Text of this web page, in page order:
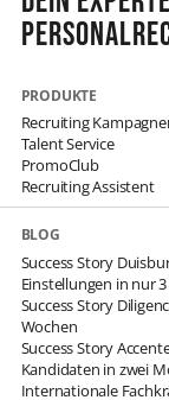
PRODUKTE
Recruiting
Talent Service
PromoClub
Recruiting Assistent
BLOG
Success Story
Einstellungen in nur
Success Story
Wochen
Success Story
Kandidaten in zwei
Internationale